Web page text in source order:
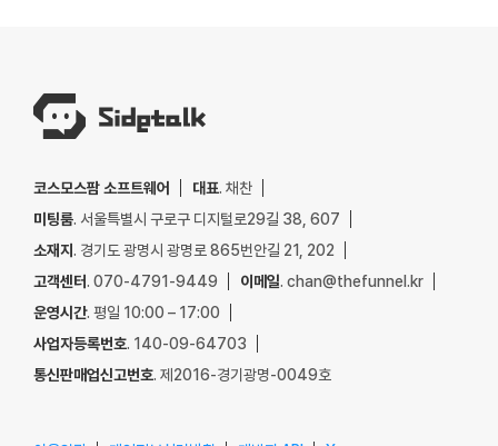
코스모스팜 소프트웨어 대표. 채찬
미팅룸. 서울특별시 구로구 디지털로29길 38, 607
소재지. 경기도 광명시 광명로 865번안길 21, 202
고객센터. 070-4791-9449 이메일. chan@thefunnel.kr
운영시간. 평일 10:00 – 17:00
사업자등록번호. 140-09-64703
통신판매업신고번호. 제2016-경기광명-0049호